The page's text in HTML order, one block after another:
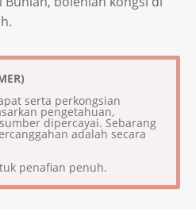
serta perkongsian
pengetahuan,
dipercayai. Sebarang
adalah secara
penafian penuh.